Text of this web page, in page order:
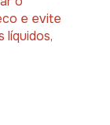
e evite
líquidos,